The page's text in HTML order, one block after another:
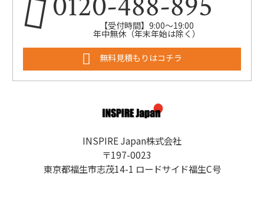
【受付時間】9:00～19:00
年中無休（年末年始は除く）
無料見積もりはコチラ
INSPIRE Japan株式会社
〒197-0023
東京都福生市志茂14-1 ロードサイド福生C号